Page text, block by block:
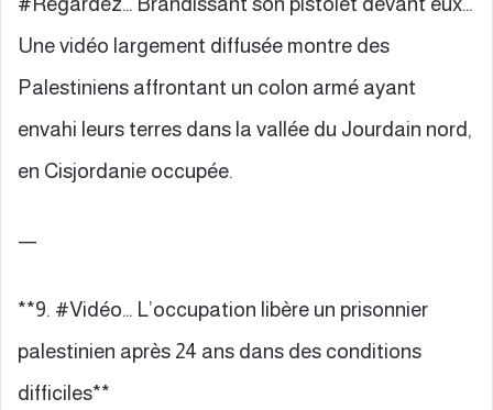
Une vidéo largement diffusée montre des
Palestiniens affrontant un colon armé ayant
envahi leurs terres dans la vallée du Jourdain nord,
en Cisjordanie occupée.
—
**9. #Vidéo… L’occupation libère un prisonnier
palestinien après 24 ans dans des conditions
difficiles**